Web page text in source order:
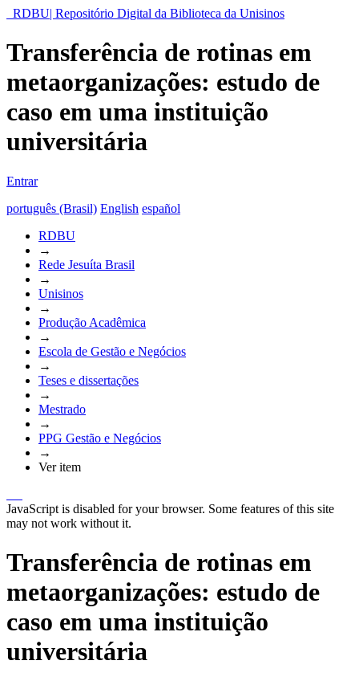
RDBU| Repositório Digital da Biblioteca da Unisinos
Transferência de rotinas em
metaorganizações: estudo de
caso em uma instituição
universitária
Entrar
português (Brasil) English español
RDBU
→
Rede Jesuíta Brasil
→
Unisinos
→
Produção Acadêmica
→
Escola de Gestão e Negócios
→
Teses e dissertações
→
Mestrado
→
PPG Gestão e Negócios
→
Ver item
JavaScript is disabled for your browser. Some features of this site
may not work without it.
Transferência de rotinas em
metaorganizações: estudo de
caso em uma instituição
universitária